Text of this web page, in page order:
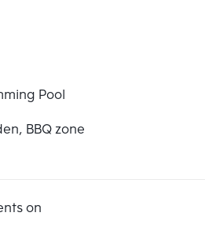
Pool
BBQ zone
on